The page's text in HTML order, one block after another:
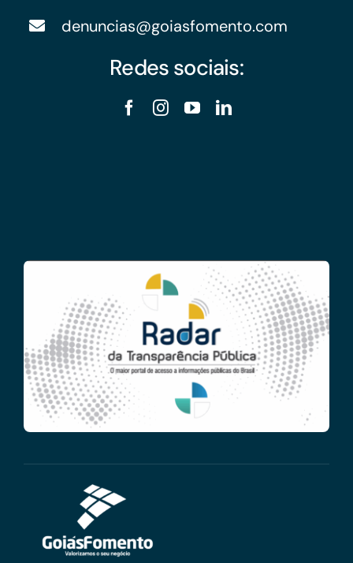
denuncias@goiasfomento.com
Redes sociais: